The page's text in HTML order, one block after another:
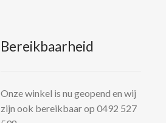
Bereikbaarheid
Onze winkel is nu geopend en wij
zijn ook bereikbaar op 0492 527